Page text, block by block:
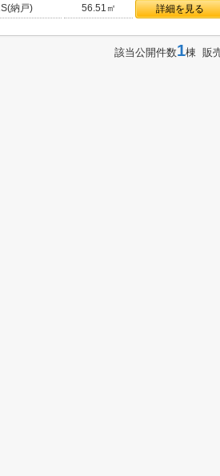
納戸) 56.51㎡ 詳細を見る
該当公開件数1棟 販